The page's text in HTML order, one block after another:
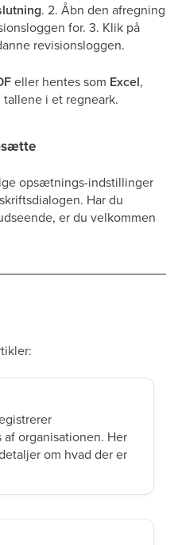
. 2. Åbn den afregning
for. 3. Klik på
revisionsloggen.
eller hentes som Excel,
i et regneark.
opsætnings-indstillinger
Har du
er du velkommen
organisationen. Her
om hvad der er